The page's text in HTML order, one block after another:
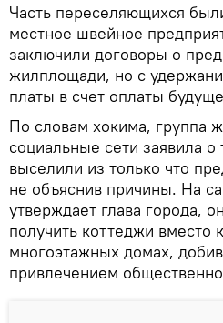
Часть переселяющихся
местное швейное
заключили договоры о
жилплощади, но с
платы в счет оплаты
По словам хокима, группа
социальные сети заявила
выселили из только что
не объяснив причины. На
утверждает глава города,
получить коттеджи вместо
многоэтажных домах,
привлечением